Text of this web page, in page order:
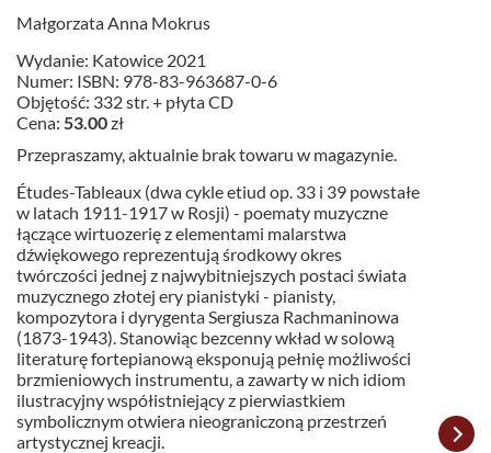
Małgorzata Anna Mokrus
Wydanie: Katowice 2021
Numer: ISBN: 978-83-963687-0-6
Objętość: 332 str. + płyta CD
Cena: 53.00zł
Przepraszamy, aktualnie brak towaru w magazynie.
Études-Tableaux (dwa cykle etiud op. 33 i 39 powstałe
w latach 1911-1917 w Rosji) - poematy muzyczne
łączące wirtuozerię z elementami malarstwa
dźwiękowego reprezentują środkowy okres
twórczości jednej z najwybitniejszych postaci świata
muzycznego złotej ery pianistyki - pianisty,
kompozytora i dyrygenta Sergiusza Rachmaninowa
(1873-1943). Stanowiąc bezcenny wkład w solową
literaturę fortepianową eksponują pełnię możliwości
brzmieniowych instrumentu, a zawarty w nich idiom
ilustracyjny współistniejący z pierwiastkiem
symbolicznym otwiera nieograniczoną przestrzeń
artystycznej kreacji.